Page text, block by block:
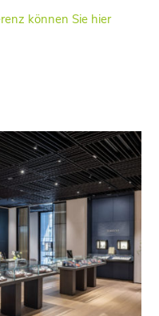
können Sie hier